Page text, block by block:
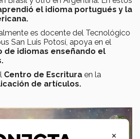
el idioma portugués y la
es docente del Tecnológico
San Luis Potosí, apoya en el
de idiomas enseñando el
Centro de Escritura en la
de artículos.
×